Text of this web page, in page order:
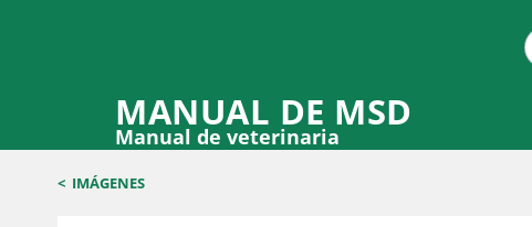
MANUAL DE MSD
Manual de veterinaria
< IMÁGENES